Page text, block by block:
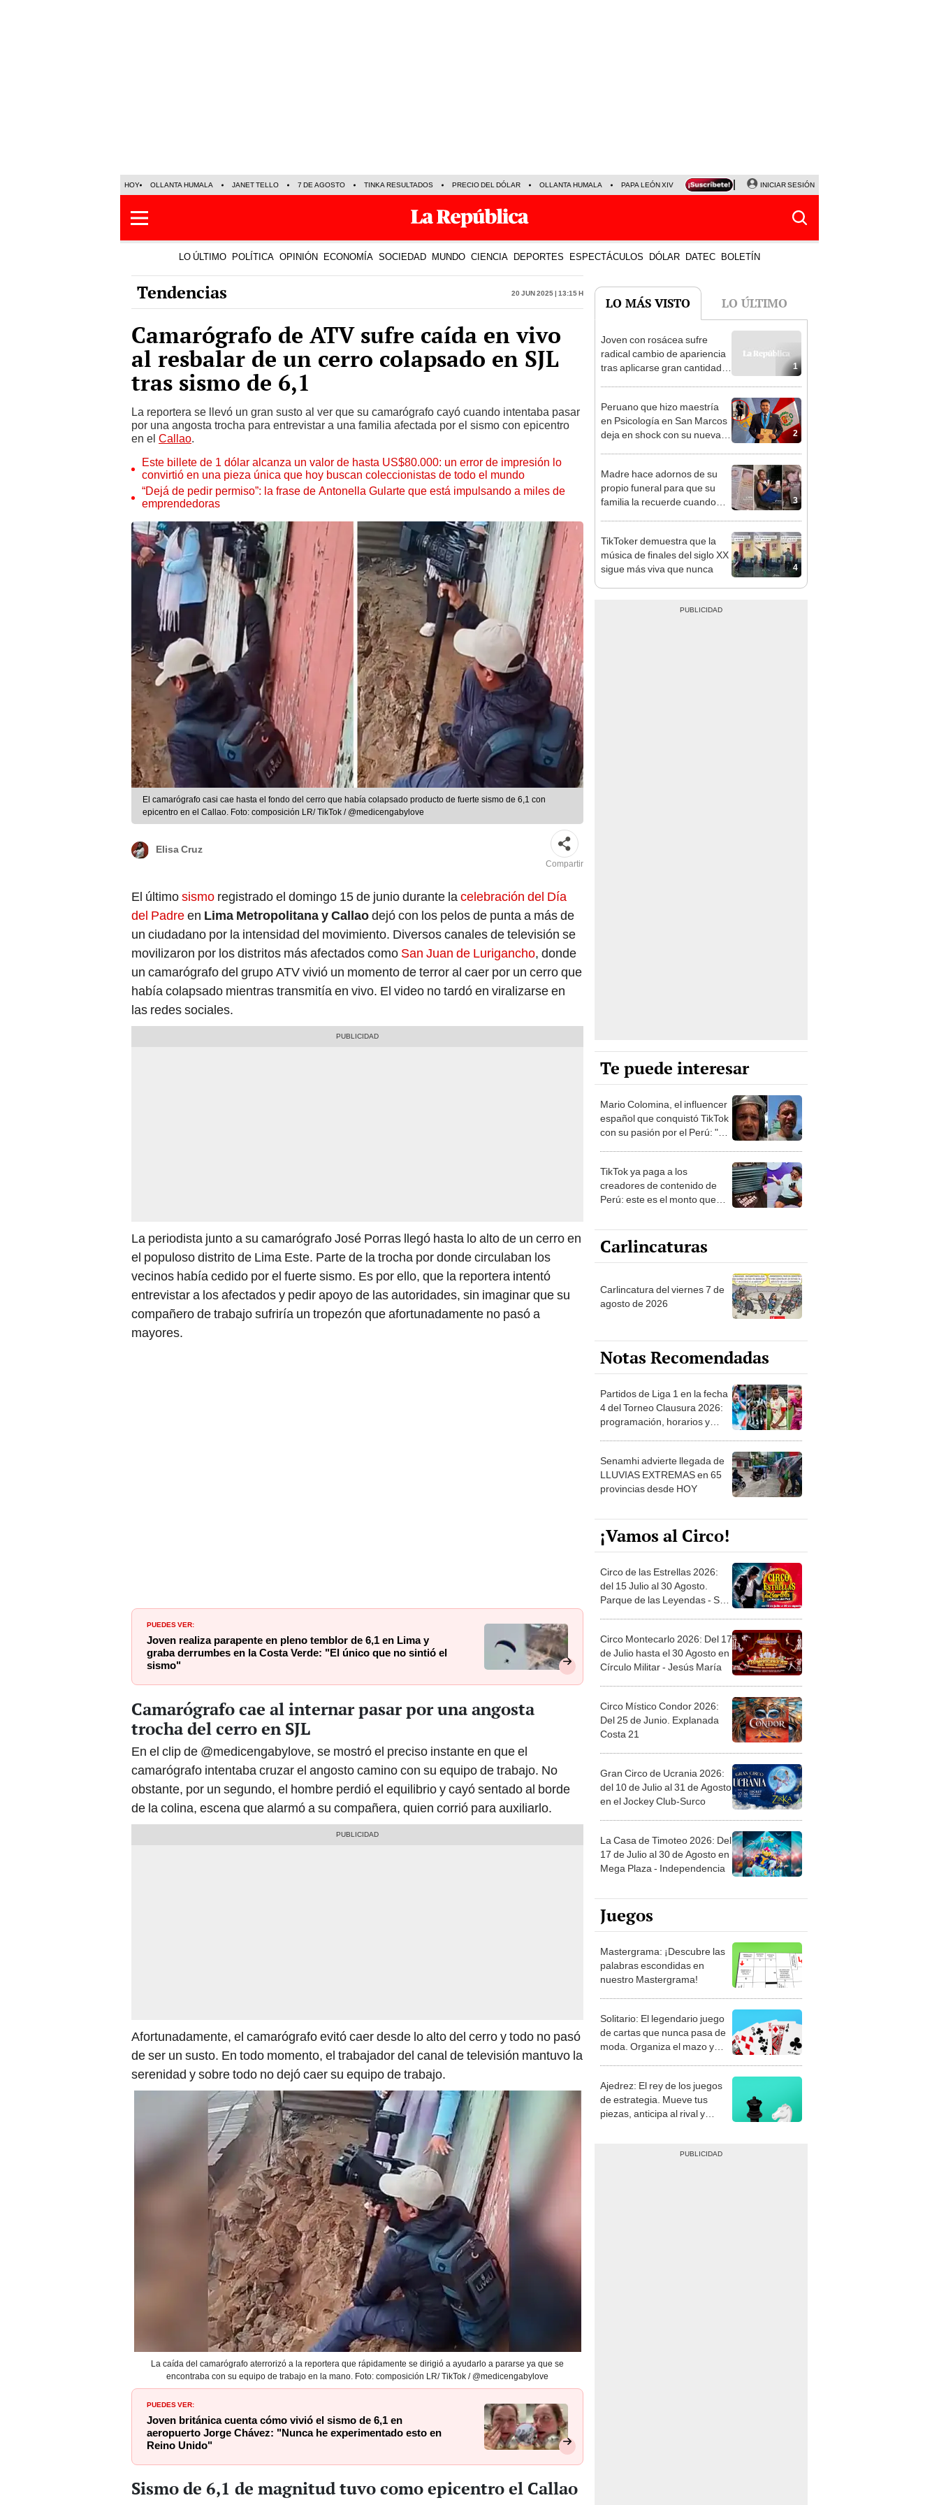
HOY OLLANTA HUMALA JANET TELLO 7 DE AGOSTO TINKA RESULTADOS PRECIO DEL DÓLAR OLLANTA HUMALA PAPA LEÓN XIV NALDY SALDAÑA LA BELLA LUZ
INICIAR SESIÓN
LO ÚLTIMO POLÍTICA OPINIÓN ECONOMÍA SOCIEDAD MUNDO CIENCIA DEPORTES ESPECTÁCULOS DÓLAR DATEC BOLETÍN
Tendencias 20 Jun 2025 | 13:15 h
Camarógrafo de ATV sufre caída en vivo
al resbalar de un cerro colapsado en SJL
tras sismo de 6,1
La reportera se llevó un gran susto al ver que su camarógrafo cayó cuando intentaba pasar
por una angosta trocha para entrevistar a una familia afectada por el sismo con epicentro
en el Callao.
Este billete de 1 dólar alcanza un valor de hasta US$80.000: un error de impresión lo
convirtió en una pieza única que hoy buscan coleccionistas de todo el mundo
“Dejá de pedir permiso”: la frase de Antonella Gularte que está impulsando a miles de
emprendedoras
El camarógrafo casi cae hasta el fondo del cerro que había colapsado producto de fuerte sismo de 6,1 con
epicentro en el Callao. Foto: composición LR/ TikTok / @medicengabylove
Elisa Cruz
Compartir
El últimosismo registrado el domingo 15 de junio durante lacelebración del Día
del Padreen Lima Metropolitana y Callaodejó con los pelos de punta a más de
un ciudadano por la intensidad del movimiento. Diversos canales de televisión se
movilizaron por los distritos más afectados como San Juan de Lurigancho, donde
un camarógrafo del grupo ATV vivió un momento de terror al caer por un cerro que
había colapsado mientras transmitía en vivo. El video no tardó en viralizarse en
las redes sociales.
La periodista junto a su camarógrafo José Porras llegó hasta lo alto de un cerro en
el populoso distrito de Lima Este. Parte de la trocha por donde circulaban los
vecinos había cedido por el fuerte sismo. Es por ello, que la reportera intentó
entrevistar a los afectados y pedir apoyo de las autoridades, sin imaginar que su
compañero de trabajo sufriría un tropezón que afortunadamente no pasó a
mayores.
PUEDES VER:
Joven realiza parapente en pleno temblor de 6,1 en Lima y
graba derrumbes en la Costa Verde: "El único que no sintió el
sismo"
Camarógrafo cae al internar pasar por una angosta
trocha del cerro en SJL
En el clip de @medicengabylove, se mostró el preciso instante en que el
camarógrafo intentaba cruzar el angosto camino con su equipo de trabajo. No
obstante, por un segundo, el hombre perdió el equilibrio y cayó sentado al borde
de la colina, escena que alarmó a su compañera, quien corrió para auxiliarlo.
Afortunadamente, el camarógrafo evitó caer desde lo alto del cerro y todo no pasó
de ser un susto. En todo momento, el trabajador del canal de televisión mantuvo la
serenidad y sobre todo no dejó caer su equipo de trabajo.
La caída del camarógrafo aterrorizó a la reportera que rápidamente se dirigió a ayudarlo a pararse ya que se
encontraba con su equipo de trabajo en la mano. Foto: composición LR/ TikTok / @medicengabylove
PUEDES VER:
Joven británica cuenta cómo vivió el sismo de 6,1 en
aeropuerto Jorge Chávez: "Nunca he experimentado esto en
Reino Unido"
Sismo de 6,1 de magnitud tuvo como epicentro el Callao
LO MÁS VISTO LO ÚLTIMO
1
Joven con rosácea sufre
radical cambio de apariencia
tras aplicarse gran cantidad
2
Peruano que hizo maestría
en Psicología en San Marcos
deja en shock con su nueva
3
Madre hace adornos de su
propio funeral para que su
familia la recuerde cuando
4
TikToker demuestra que la
música de finales del siglo XX
sigue más viva que nunca
Te puede interesar
Mario Colomina, el influencer
español que conquistó TikTok
con su pasión por el Perú: "Mi
TikTok ya paga a los
creadores de contenido de
Perú: este es el monto que
1.000 vistas
Carlincaturas
Carlincatura del viernes 7 de
agosto de 2026
Notas Recomendadas
Partidos de Liga 1 en la fecha
4 del Torneo Clausura 2026:
programación, horarios y
Senamhi advierte llegada de
LLUVIAS EXTREMAS en 65
provincias desde HOY
¡Vamos al Circo!
Circo de las Estrellas 2026:
del 15 Julio al 30 Agosto.
Parque de las Leyendas - San
Circo Montecarlo 2026: Del 17
de Julio hasta el 30 Agosto en
Círculo Militar - Jesús María
Circo Místico Condor 2026:
Del 25 de Junio. Explanada
Costa 21
Gran Circo de Ucrania 2026:
del 10 de Julio al 31 de Agosto
en el Jockey Club-Surco
La Casa de Timoteo 2026: Del
17 de Julio al 30 de Agosto en
Mega Plaza - Independencia
Juegos
Mastergrama: ¡Descubre las
palabras escondidas en
nuestro Mastergrama!
Solitario: El legendario juego
de cartas que nunca pasa de
moda. Organiza el mazo y
Ajedrez: El rey de los juegos
de estrategia. Mueve tus
piezas, anticipa al rival y